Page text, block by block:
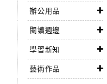
辦公用品
閱讀週邊
學習新知
藝術作品